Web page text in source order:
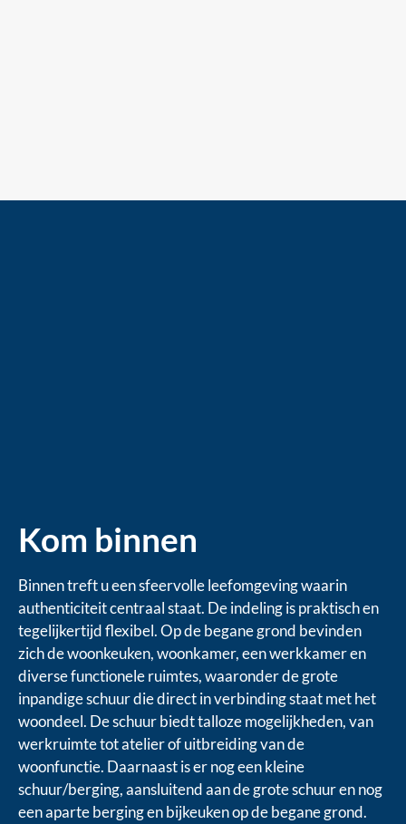
Kom binnen
Binnen treft u een sfeervolle leefomgeving waarin
authenticiteit centraal staat. De indeling is praktisch en
tegelijkertijd flexibel. Op de begane grond bevinden
zich de woonkeuken, woonkamer, een werkkamer en
diverse functionele ruimtes, waaronder de grote
inpandige schuur die direct in verbinding staat met het
woondeel. De schuur biedt talloze mogelijkheden, van
werkruimte tot atelier of uitbreiding van de
woonfunctie. Daarnaast is er nog een kleine
schuur/berging, aansluitend aan de grote schuur en nog
een aparte berging en bijkeuken op de begane grond.